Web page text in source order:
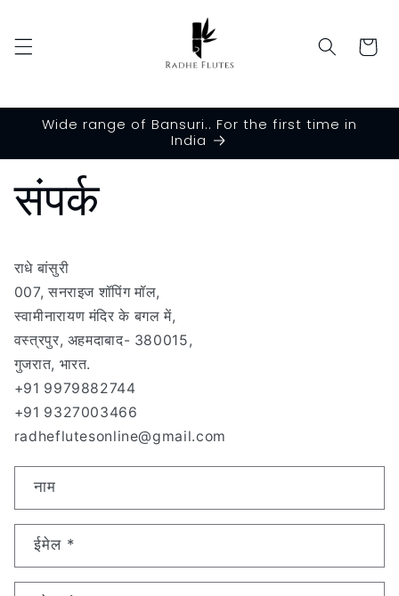
पर बढ़ने
के लिए
कार्ट
Wide range of Bansuri.. For the first time in
India
संपर्क
राधे बांसुरी
007, सनराइज शॉपिंग मॉल,
स्वामीनारायण मंदिर के बगल में,
वस्त्रपुर, अहमदाबाद- 380015,
गुजरात, भारत.
+91 9979882744
+91 9327003466
radheflutesonline@gmail.com
प
र्क
क
रें
नाम
ईमेल *